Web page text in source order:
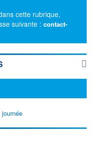
cette rubrique,
suivante : contact-